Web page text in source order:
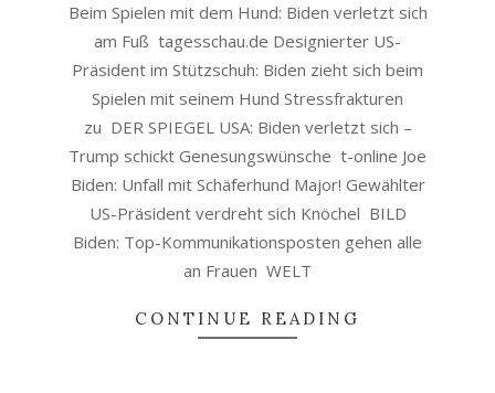
Beim Spielen mit dem Hund: Biden verletzt sich
am Fuß tagesschau.de Designierter US-
Präsident im Stützschuh: Biden zieht sich beim
Spielen mit seinem Hund Stressfrakturen
zu DER SPIEGEL USA: Biden verletzt sich –
Trump schickt Genesungswünsche t-online Joe
Biden: Unfall mit Schäferhund Major! Gewählter
US-Präsident verdreht sich Knöchel BILD
Biden: Top-Kommunikationsposten gehen alle
an Frauen WELT
CONTINUE READING